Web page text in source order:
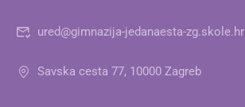
ured@gimnazija-jedanaesta-zg.skole.hr
Savska cesta 77, 10000 Zagreb